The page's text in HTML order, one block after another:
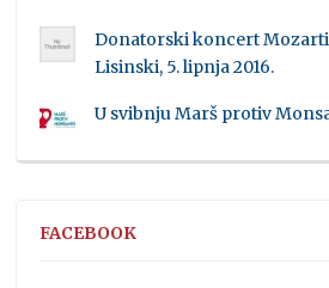
Donatorski koncert
Lisinski, 5. lipnja 2016.
U svibnju Marš protiv
FACEBOOK